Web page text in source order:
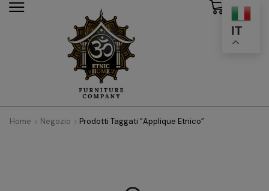
IT
Home Negozio Prodotti Taggati “applique Etnico”